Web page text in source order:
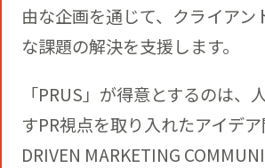
由な企画を通じて、クライアン
な課題の解決を支援します。
「PRUS」が得意とするのは、
すPR視点を取り入れたアイデ
DRIVEN MARKETING